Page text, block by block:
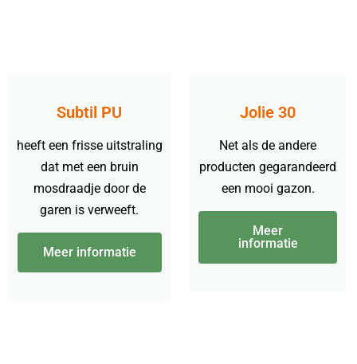
Subtil PU
heeft een frisse uitstraling
dat met een bruin
mosdraadje door de
garen is verweeft.
Meer informatie
Jolie 30
Net als de andere
producten gegarandeerd
een mooi gazon.
Meer
informatie